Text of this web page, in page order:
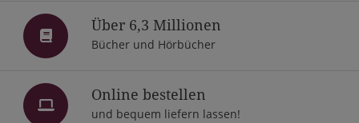
Über 6,3 Millionen
Bücher und Hörbücher
Online bestellen
und bequem liefern lassen!